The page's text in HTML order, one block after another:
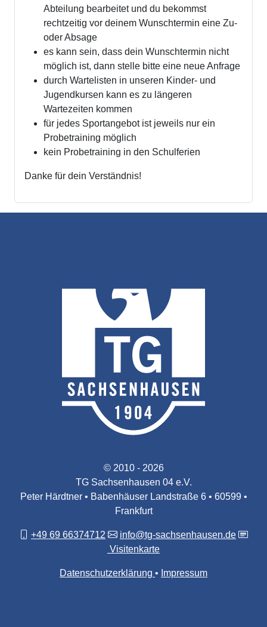
Abteilung bearbeitet und du bekommst
rechtzeitig vor deinem Wunschtermin eine Zu-
oder Absage
es kann sein, dass dein Wunschtermin nicht
möglich ist, dann stelle bitte eine neue Anfrage
durch Wartelisten in unseren Kinder- und
Jugendkursen kann es zu längeren
Wartezeiten kommen
für jedes Sportangebot ist jeweils nur ein
Probetraining möglich
kein Probetraining in den Schulferien
Danke für dein Verständnis!
© 2010 - 2026
TG Sachsenhausen 04 e.V.
Peter Härdtner • Babenhäuser Landstraße 6 • 60599 •
Frankfurt
+49 69 66374712
info@tg-sachsenhausen.de
Visitenkarte
Datenschutzerklärung Impressum